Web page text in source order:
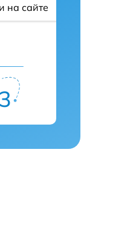
на сайте